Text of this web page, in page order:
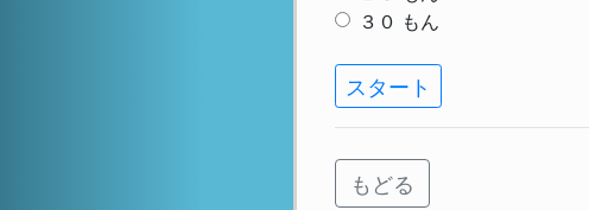
３０ もん
スタート
もどる